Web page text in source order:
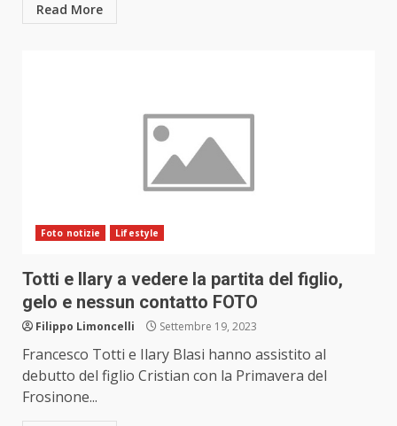
Read More
Foto notizie Lifestyle
Totti e Ilary a vedere la partita del figlio,
gelo e nessun contatto FOTO
Filippo Limoncelli Settembre 19, 2023
Francesco Totti e Ilary Blasi hanno assistito al
debutto del figlio Cristian con la Primavera del
Frosinone...